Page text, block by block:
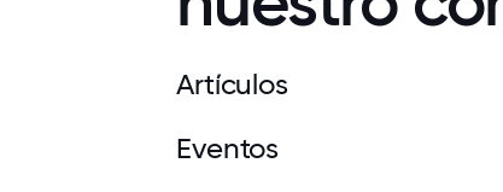
Artículos
Eventos